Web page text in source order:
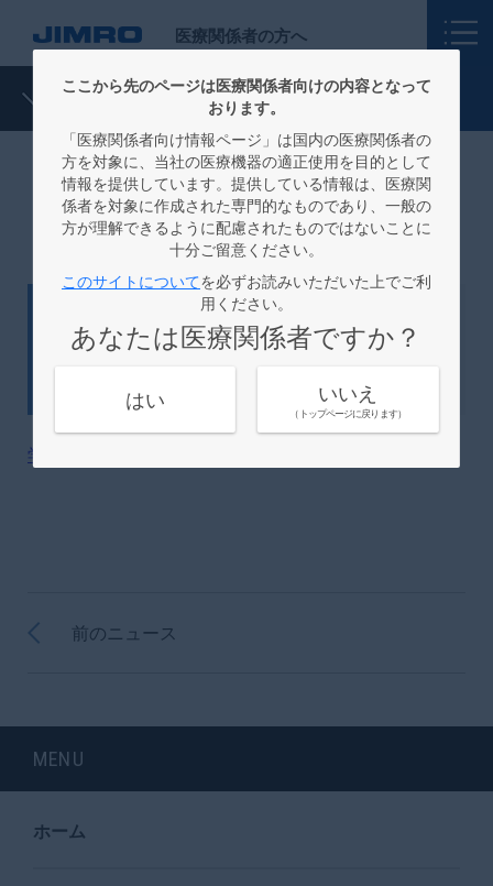
医療関係者の方へ
ニュース：セミナー情報
2026.05.15
学会共催セミナーのご案内
学会・講演会情報
前のニュース
ニュース
MENU
ホーム
ここから先のページは医療関係者向けの内容となって
おります。
「医療関係者向け情報ページ」は国内の医療関係者の
方を対象に、当社の医療機器の適正使用を目的として
情報を提供しています。提供している情報は、医療関
係者を対象に作成された専門的なものであり、一般の
方が理解できるように配慮されたものではないことに
十分ご留意ください。
このサイトについてを必ずお読みいただいた上でご利
用ください。
あなたは医療関係者ですか？
はい いいえ
（トップページに戻ります）